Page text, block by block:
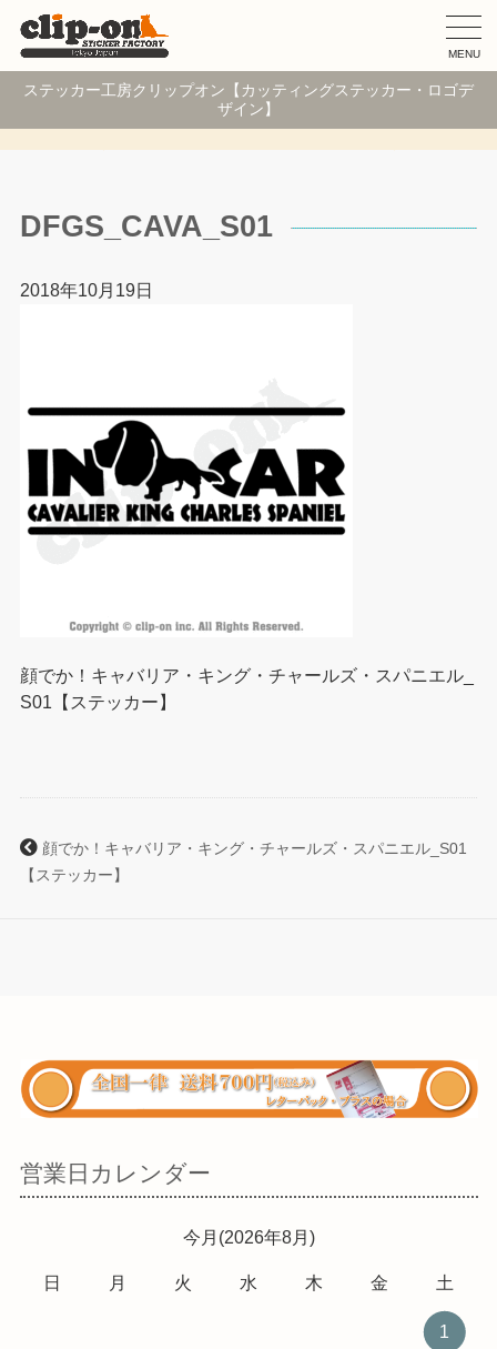
MENU
ステッカー工房クリップオン【カッティングステッカー・ロゴデ
ザイン】
DFGS_CAVA_S01
2018年10月19日
顔でか！キャバリア・キング・チャールズ・スパニエル_
S01【ステッカー】
顔でか！キャバリア・キング・チャールズ・スパニエル_S01
【ステッカー】
営業日カレンダー
今月(2026年8月)
日 月 火 水 木 金 土
1